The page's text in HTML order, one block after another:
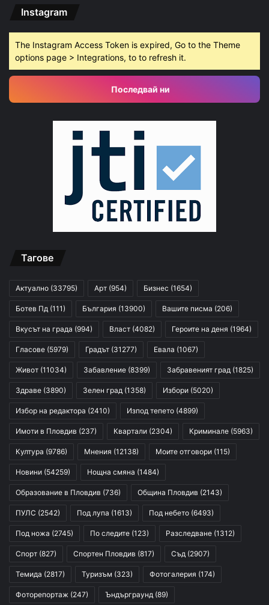
Instagram
The Instagram Access Token is expired, Go to the Theme
options page > Integrations, to to refresh it.
Последвай ни
Тагове
Актуално (33795) Арт (954) Бизнес (1654)
Ботев Пд (111) България (13900) Вашите писма (206)
Вкусът на града (994) Власт (4082) Героите на деня (1964)
Гласове (5979) Градът (31277) Евала (1067)
Живот (11034) Забавление (8399) Забравеният град (1825)
Здраве (3890) Зелен град (1358) Избори (5020)
Избор на редактора (2410) Изпод тепето (4899)
Имоти в Пловдив (237) Квартали (2304) Криминале (5963)
Култура (9786) Мнения (12138) Моите отговори (115)
Новини (54259) Нощна смяна (1484)
Образование в Пловдив (736) Община Пловдив (2143)
ПУЛС (2542) Под лупа (1613) Под небето (6493)
Под ножа (2745) По следите (123) Разследване (1312)
Спорт (827) Спортен Пловдив (817) Съд (2907)
Темида (2817) Туризъм (323) Фотогалерия (174)
Фоторепортаж (247) Ъндърграунд (89)